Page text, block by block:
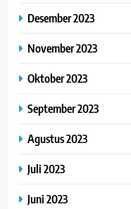
Desember 2023
November 2023
Oktober 2023
September 2023
Agustus 2023
Juli 2023
Juni 2023